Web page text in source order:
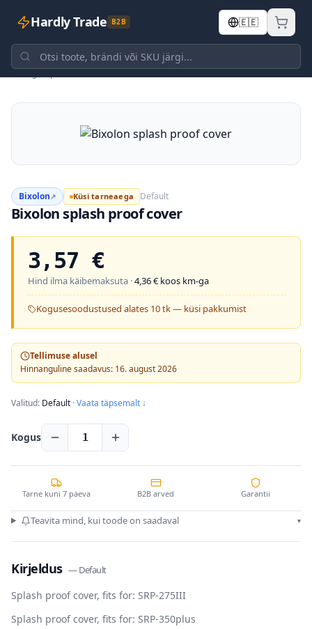
Hardly Trade B2B 🇪🇪
Tagasi poodi
Bixolon↗ Küsi tarneaega Default
Bixolon splash proof cover
3,57 €
Hind ilma käibemaksuta ·4,36€ koos km-ga
Kogusesoodustused alates 10 tk — küsi pakkumist
Tellimuse alusel
Hinnanguline saadavus: 16. august 2026
Valitud: Default ·Vaata täpsemalt ↓
Kogus 1
Tarne kuni 7 päeva B2B arved Garantii
Teavita mind, kui toode on saadaval ▾
Kirjeldus —Default
Splash proof cover, fits for: SRP-275III
Splash proof cover, fits for: SRP-350plus